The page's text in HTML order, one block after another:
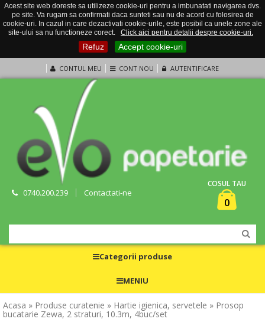
Acest site web doreste sa utilizeze cookie-uri pentru a imbunatati navigarea dvs.
pe site. Va rugam sa confirmati daca sunteti sau nu de acord cu folosirea de
cookie-uri. In cazul in care dezactivati cookie-urile, este posibil ca unele zone ale
site-ului sa nu functioneze corect.
Click aici pentru detalii despre cookie-uri.
Refuz Accept cookie-uri
CONTUL MEU CONT NOU AUTENTIFICARE
0740.200.239 Contactati-ne
COSUL TAU
0
Categorii produse
MENIU
Acasa » Produse curatenie » Hartie igienica, servetele » Prosop
bucatarie Zewa, 2 straturi, 10.3m, 4buc/set